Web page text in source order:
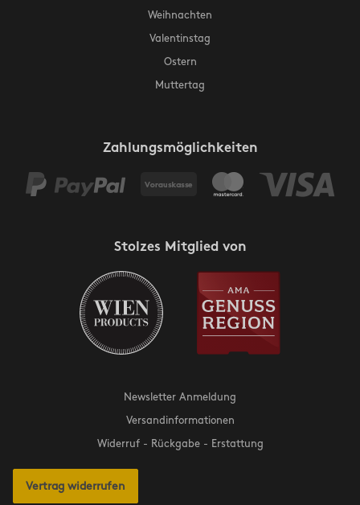
Weihnachten
Valentinstag
Ostern
Muttertag
Zahlungsmöglichkeiten
Stolzes Mitglied von
Newsletter Anmeldung
Versandinformationen
Widerruf - Rückgabe - Erstattung
Vertrag widerrufen